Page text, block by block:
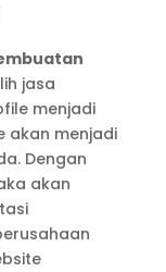
jasa
menjadi
akan menjadi
Dengan
akan